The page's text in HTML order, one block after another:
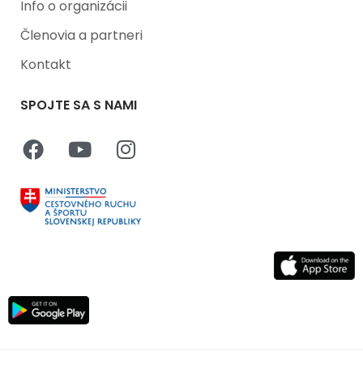
Info o organizácii
Členovia a partneri
Kontakt
SPOJTE SA S NAMI